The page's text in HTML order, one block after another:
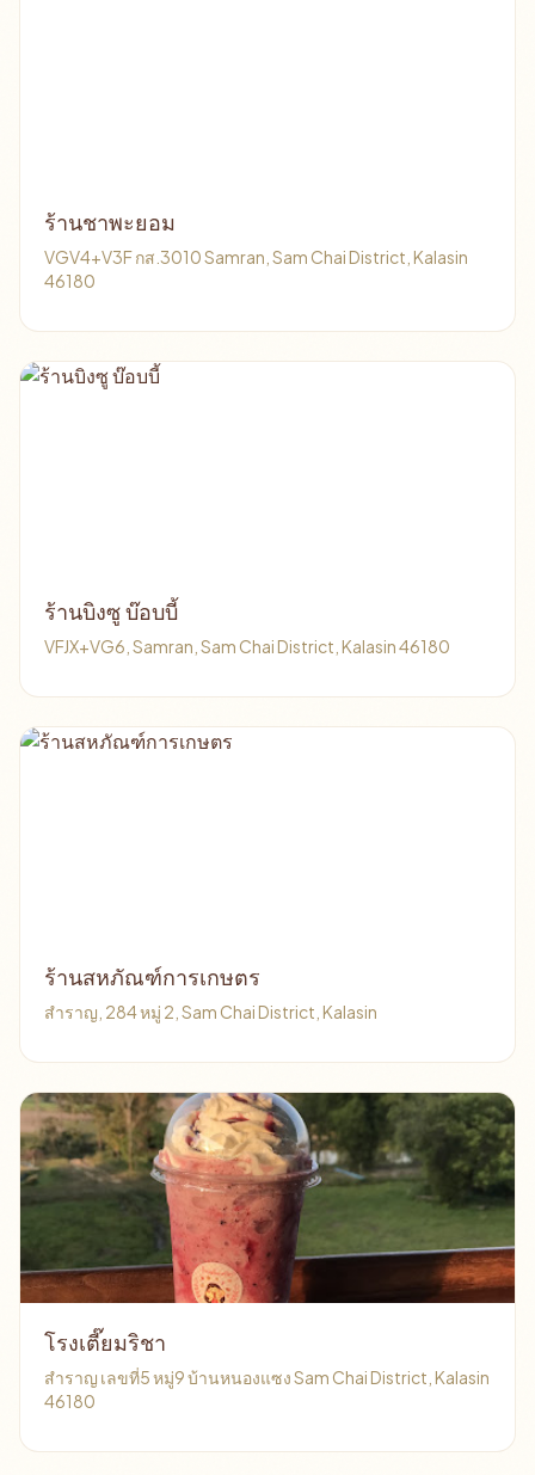
ร้านชาพะยอม​
VGV4+V3F กส.3010 Samran, Sam Chai District, Kalasin
46180
ร้านบิงซู บ๊อบบี้
VFJX+VG6, Samran, Sam Chai District, Kalasin 46180
ร้านสหภัณฑ์การเกษตร
สำราญ, 284 หมู่ 2, Sam Chai District, Kalasin
โรงเตี๊ยมริชา
สำราญ เลขที่5 หมู่9 บ้านหนองแซง Sam Chai District, Kalasin
46180